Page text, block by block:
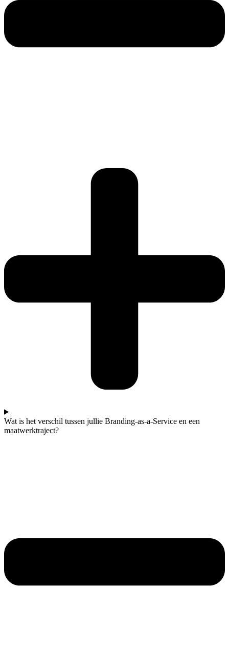
Wat is het verschil tussen jullie Branding-as-a-Service en een
maatwerktraject?